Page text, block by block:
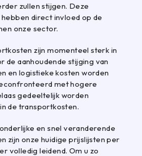
zullen stijgen. Deze
direct invloed op de
onze sector.
zijn momenteel sterk in
de aanhoudende stijging van
en logistieke kosten worden
met hogere
gedeeltelijk worden
de transportkosten.
en snel veranderende
zijn onze huidige prijslijsten per
volledig leidend. Om u zo